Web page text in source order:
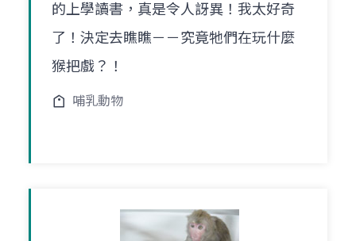
的上學讀書，真是令人訝異！我太好奇
了！決定去瞧瞧－－究竟牠們在玩什麼
猴把戲？！
哺乳動物